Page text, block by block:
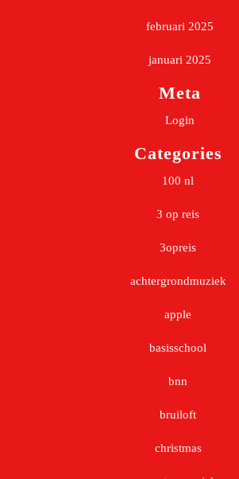
februari 2025
januari 2025
Meta
Login
Categories
100 nl
3 op reis
3opreis
achtergrondmuziek
apple
basisschool
bnn
bruiloft
christmas